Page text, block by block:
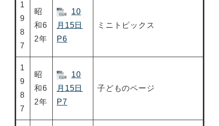
1
9
8
7
昭
和6
2年
10
月15日
P6
ミニトピックス
1
9
8
7
昭
和6
2年
10
月15日
P7
子どものページ